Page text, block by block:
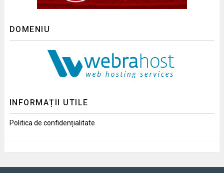
DOMENIU
INFORMAȚII UTILE
Politica de confidențialitate